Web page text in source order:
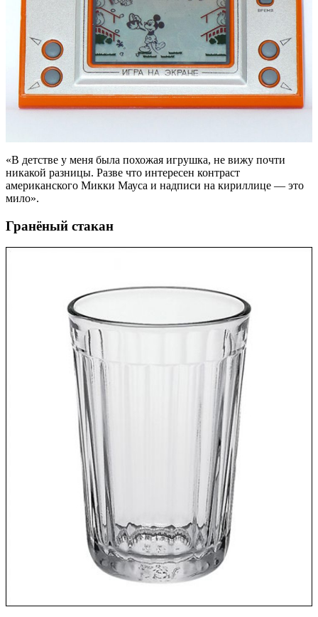
«В детстве у меня была похожая игрушка, не вижу почти
никакой разницы. Разве что интересен контраст
американского Микки Мауса и надписи на кириллице — это
мило».
Гранёный стакан